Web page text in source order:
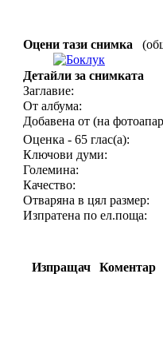
Оцени тази снимка
Детайли за снимката
Заглавие:
От албума:
Добавена от (на
Оценка - 65 глас(а):
Ключови думи:
Големина:
Качество:
Отваряна в цял размер:
Изпратена по ел.поща:
Изпращач Коментар